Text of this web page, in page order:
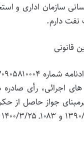
نفت دارم.